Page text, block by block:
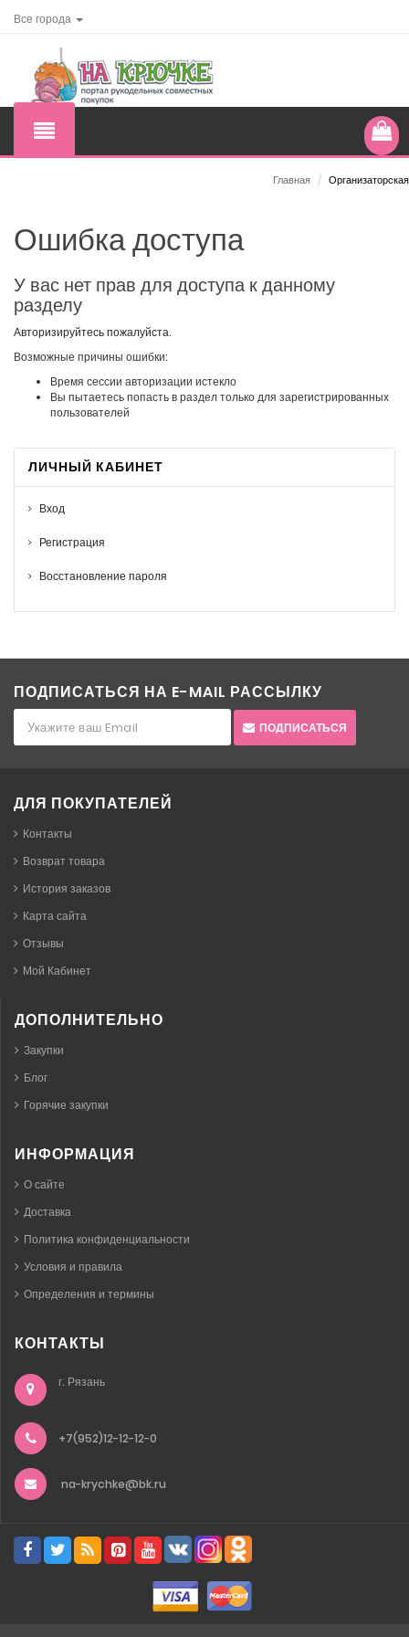
Все города
Главная / Организаторская
Ошибка доступа
У вас нет прав для доступа к данному
разделу
Авторизируйтесь пожалуйста.
Возможные причины ошибки:
Время сессии авторизации истекло
Вы пытаетесь попасть в раздел только для зарегистрированных
пользователей
ЛИЧНЫЙ КАБИНЕТ
Вход
Регистрация
Восстановление пароля
ПОДПИСАТЬСЯ НА E-MAIL РАССЫЛКУ
ПОДПИСАТЬСЯ
ДЛЯ ПОКУПАТЕЛЕЙ
Контакты
Возврат товара
История заказов
Карта сайта
Отзывы
Мой Кабинет
ДОПОЛНИТЕЛЬНО
Закупки
Блог
Горячие закупки
ИНФОРМАЦИЯ
О сайте
Доставка
Политика конфиденциальности
Условия и правила
Определения и термины
КОНТАКТЫ
г. Рязань
+7(952)12-12-12-0
na-krychke@bk.ru